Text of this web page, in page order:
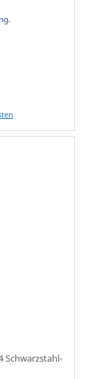
Schwarzstahl-